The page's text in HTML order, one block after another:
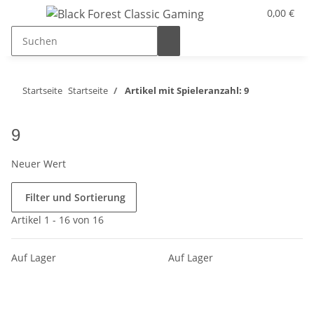
0,00 €
Startseite Startseite Artikel mit Spieleranzahl: 9
9
Neuer Wert
Filter und Sortierung
Artikel 1 - 16 von 16
Auf Lager Auf Lager